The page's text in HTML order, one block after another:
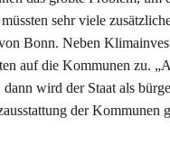
sehr viele
Bonn. Neben
auf die Kommunen zu.
wird der Staat als
der Kommunen